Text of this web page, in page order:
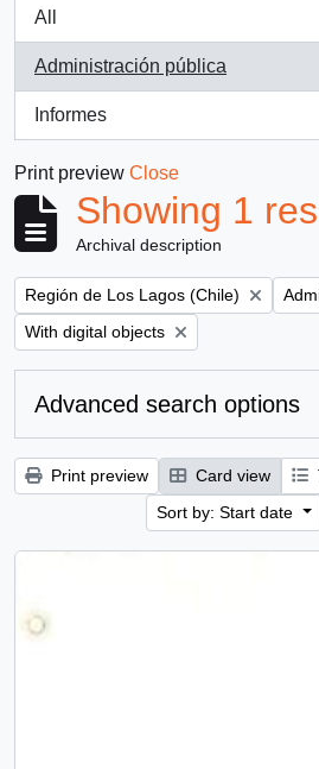
All
Administración pública
, 1 results
Informes
, 1 results
Print preview Close
Showing 1
Archival description
Remove filter:
Región de Los Lagos (Chile)
Remove filter:
With digital objects
Advanced search options
Print preview Card view
Sort by: Start date